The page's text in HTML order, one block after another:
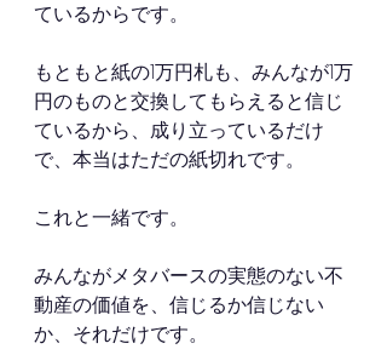
ているからです。
もともと紙の1万円札も、みんなが1万
円のものと交換してもらえると信じ
ているから、成り立っているだけ
で、本当はただの紙切れです。
これと一緒です。
みんながメタバースの実態のない不
動産の価値を、信じるか信じない
か、それだけです。